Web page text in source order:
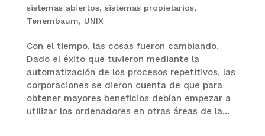
sistemas abiertos, sistemas propietarios,
Tenembaum, UNIX
Con el tiempo, las cosas fueron cambiando.
Dado el éxito que tuvieron mediante la
automatización de los procesos repetitivos, las
corporaciones se dieron cuenta de que para
obtener mayores beneficios debían empezar a
utilizar los ordenadores en otras áreas de la...